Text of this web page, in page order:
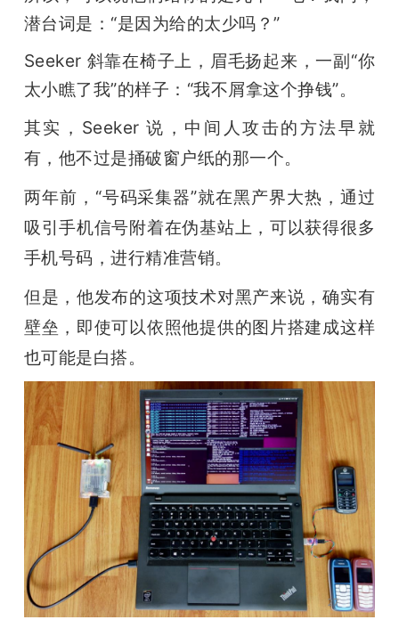
潜台词是：“是因为给的太少吗？”
Seeker 斜靠在椅子上，眉毛扬起来，一副“你
太小瞧了我”的样子：“我不屑拿这个挣钱”。
其实，Seeker 说，中间人攻击的方法早就
有，他不过是捅破窗户纸的那一个。
两年前，“号码采集器”就在黑产界大热，通过
吸引手机信号附着在伪基站上，可以获得很多
手机号码，进行精准营销。
但是，他发布的这项技术对黑产来说，确实有
壁垒，即使可以依照他提供的图片搭建成这样
也可能是白搭。